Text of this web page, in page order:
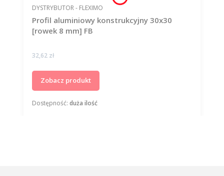
Profil aluminiowy konstrukcyjny 30x30
[rowek 8 mm] FB
PRODUCENT
DYSTRYBUTOR - FLEXIMO
Cena
32,62 zł
Zobacz produkt
Dostępność: duża ilość